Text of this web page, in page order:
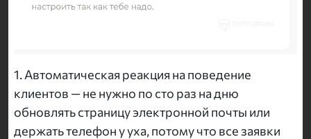
1. Автоматическая реакция на поведение
клиентов — не нужно по сто раз на дню
обновлять страницу электронной почты или
держать телефон у уха, потому что все заявки